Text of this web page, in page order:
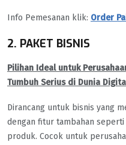
Info Pemesanan klik: Order
2. PAKET BISNIS
Pilihan Ideal untuk
Tumbuh Serius di Dunia
Dirancang untuk bisnis yang
dengan fitur tambahan
produk. Cocok untuk